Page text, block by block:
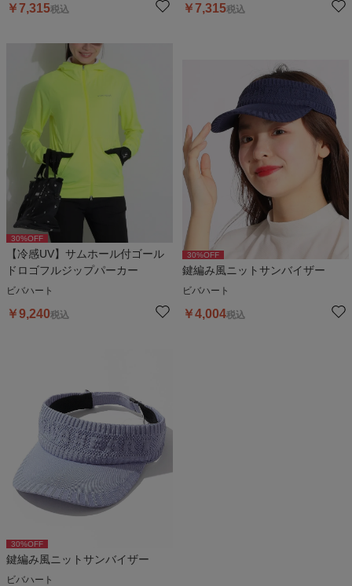
￥7,315税込 ￥7,315税込
30%OFF
【冷感UV】サムホール付ゴール
ドロゴフルジップパーカー
ビバハート
￥9,240税込
30%OFF
鍵編み風ニットサンバイザー
ビバハート
￥4,004税込
30%OFF
鍵編み風ニットサンバイザー
ビバハート